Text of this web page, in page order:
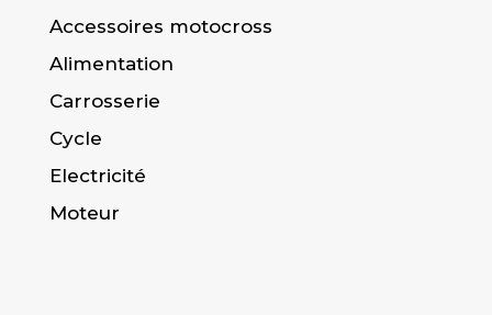
Accessoires motocross
Alimentation
Carrosserie
Cycle
Electricité
Moteur